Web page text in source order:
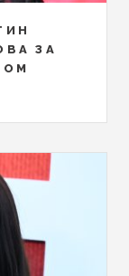
ЗА